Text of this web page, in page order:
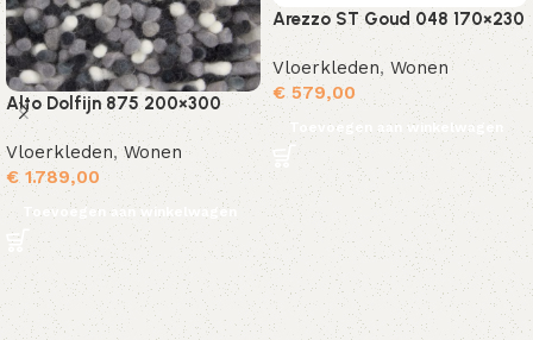
Alto Dolfijn 875 200×300
Vloerkleden, Wonen
€1.789,00
Toevoegen aan winkelwagen
Arezzo ST Goud 048 170×230
Vloerkleden, Wonen
€579,00
Toevoegen aan winkelwagen